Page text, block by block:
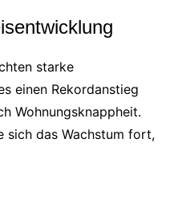
starke
einen Rekordanstieg
Wohnungsknappheit.
sich das Wachstum fort,